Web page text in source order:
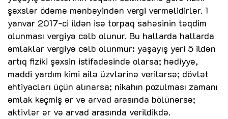
şəxslər ödəmə mənbəyindən vergi verməlidirlər. 1
yanvar 2017-ci ildən isə torpaq sahəsinin təqdim
olunması vergiyə cəlb olunur. Bu hallarda hallarda
əmlaklar vergiyə cəlb olunmur: yaşayış yeri 5 ildən
artıq fiziki şəxsin istifadəsində olarsa; hədiyyə,
maddi yardım kimi ailə üzvlərinə verilərsə; dövlət
ehtiyacları üçün alınarsa; nikahın pozulması zamanı
əmlak keçmiş ər və arvad arasında bölünərsə;
aktivlər ər və arvad arasında verildikdə.